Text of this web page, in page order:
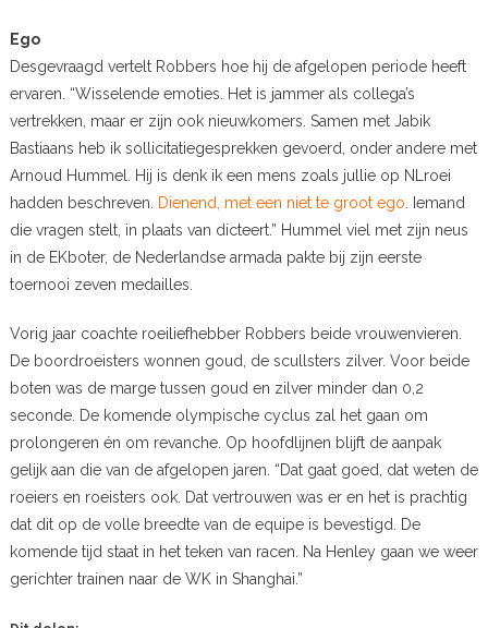
Ego
Desgevraagd vertelt Robbers hoe hij de afgelopen periode heeft
ervaren. “Wisselende emoties. Het is jammer als collega’s
vertrekken, maar er zijn ook nieuwkomers. Samen met Jabik
Bastiaans heb ik sollicitatiegesprekken gevoerd, onder andere met
Arnoud Hummel. Hij is denk ik een mens zoals jullie op NLroei
hadden beschreven.
Dienend, met een niet te groot ego . Iemand
die vragen stelt, in plaats van dicteert.” Hummel viel met zijn neus
in de EKboter, de Nederlandse armada pakte bij zijn eerste
toernooi zeven medailles.
Vorig jaar coachte roeiliefhebber Robbers beide vrouwenvieren.
De boordroeisters wonnen goud, de scullsters zilver. Voor beide
boten was de marge tussen goud en zilver minder dan 0,2
seconde. De komende olympische cyclus zal het gaan om
prolongeren én om revanche. Op hoofdlijnen blijft de aanpak
gelijk aan die van de afgelopen jaren. “Dat gaat goed, dat weten de
roeiers en roeisters ook. Dat vertrouwen was er en het is prachtig
dat dit op de volle breedte van de equipe is bevestigd. De
komende tijd staat in het teken van racen. Na Henley gaan we weer
gerichter trainen naar de WK in Shanghai.”